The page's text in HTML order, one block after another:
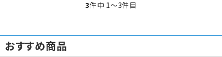
3件中 1〜3件目
おすすめ商品